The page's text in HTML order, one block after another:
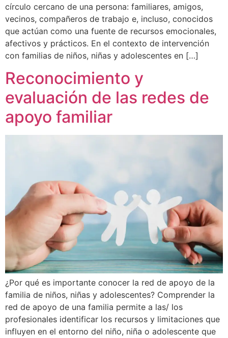
círculo cercano de una persona: familiares, amigos,
vecinos, compañeros de trabajo e, incluso, conocidos
que actúan como una fuente de recursos emocionales,
afectivos y prácticos. En el contexto de intervención
con familias de niños, niñas y adolescentes en […]
Reconocimiento y
evaluación de las redes de
apoyo familiar
¿Por qué es importante conocer la red de apoyo de la
familia de niños, niñas y adolescentes? Comprender la
red de apoyo de una familia permite a las/ los
profesionales identificar los recursos y limitaciones que
influyen en el entorno del niño, niña o adolescente que